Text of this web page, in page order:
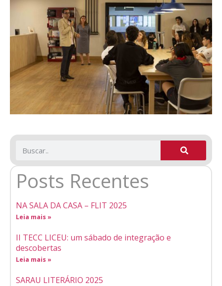
Posts Recentes
NA SALA DA CASA – FLIT 2025
Leia mais »
II TECC LICEU: um sábado de integração e
descobertas
Leia mais »
SARAU LITERÁRIO 2025